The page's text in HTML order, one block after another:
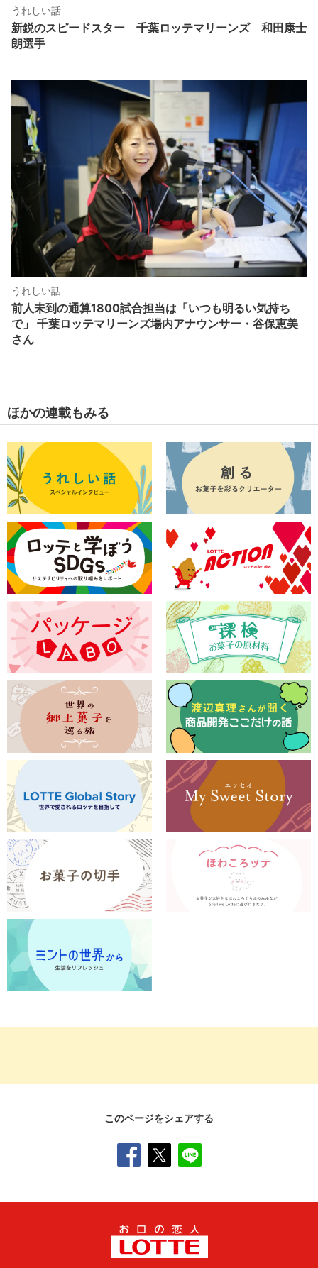
うれしい話
新鋭のスピードスター 千葉ロッテマリーンズ 和田康士
朗選手
うれしい話
前人未到の通算1800試合担当は「いつも明るい気持ち
で」 千葉ロッテマリーンズ場内アナウンサー・谷保恵美
さん
ほかの連載もみる
このページをシェアする